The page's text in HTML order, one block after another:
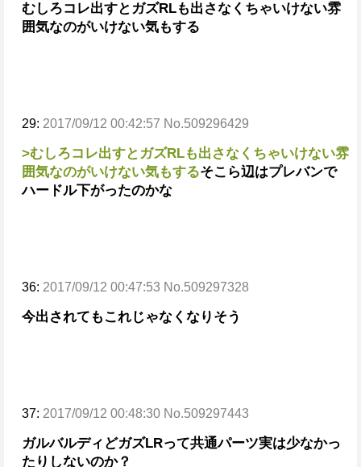
むしろコレ出すとガズRLも出さなくちゃいけない雰
囲気なのがいけない気もする
29: 2017/09/12 00:42:57 No.509296429
>むしろコレ出すとガズRLも出さなくちゃいけない雰
囲気なのがいけない気もするそこら辺はプレバンで
ハードル下がったのかな
36: 2017/09/12 00:47:53 No.509297328
今出されてもこれじゃなくなりそう
37: 2017/09/12 00:48:30 No.509297443
ガルバルディどガズLRって共通パーツ実は少なかっ
たりしないのか？